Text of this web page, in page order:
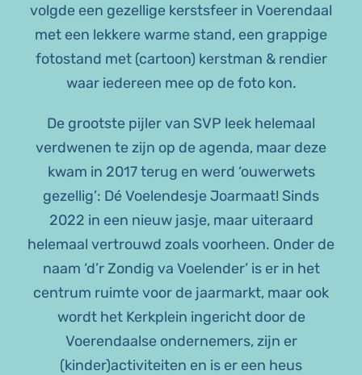
volgde een gezellige kerstsfeer in Voerendaal
met een lekkere warme stand, een grappige
fotostand met (cartoon) kerstman & rendier
waar iedereen mee op de foto kon.
De grootste pijler van SVP leek helemaal
verdwenen te zijn op de agenda, maar deze
kwam in 2017 terug en werd ‘ouwerwets
gezellig’: Dé Voelendesje Joarmaat! Sinds
2022 in een nieuw jasje, maar uiteraard
helemaal vertrouwd zoals voorheen. Onder de
naam ‘d’r Zondig va Voelender’ is er in het
centrum ruimte voor de jaarmarkt, maar ook
wordt het Kerkplein ingericht door de
Voerendaalse ondernemers, zijn er
(kinder)activiteiten en is er een heus